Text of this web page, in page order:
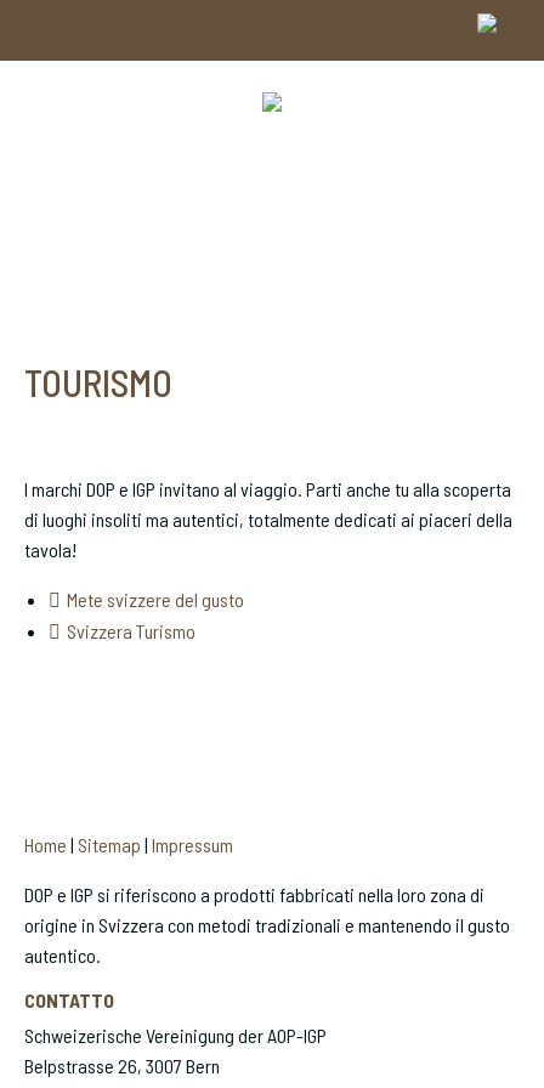
TOURISMO
I marchi DOP e IGP invitano al viaggio. Parti anche tu alla scoperta
di luoghi insoliti ma autentici, totalmente dedicati ai piaceri della
tavola!
Mete svizzere del gusto
Svizzera Turismo
Home | Sitemap | Impressum
DOP e IGP si riferiscono a prodotti fabbricati nella loro zona di
origine in Svizzera con metodi tradizionali e mantenendo il gusto
autentico.
CONTATTO
Schweizerische Vereinigung der AOP-IGP
Belpstrasse 26, 3007 Bern